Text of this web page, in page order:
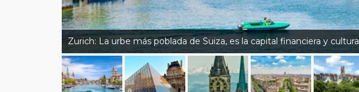
Zurich: La urbe más poblada de Suiza, es la capital financiera y